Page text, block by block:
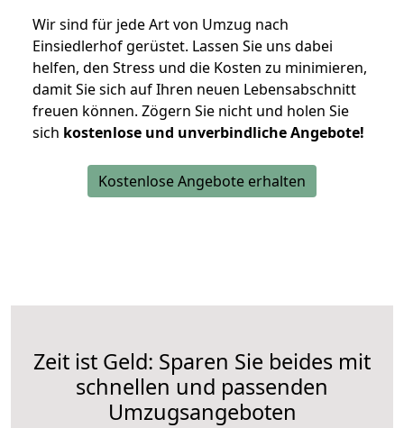
Wir sind für jede Art von Umzug nach
Einsiedlerhof gerüstet. Lassen Sie uns dabei
helfen, den Stress und die Kosten zu minimieren,
damit Sie sich auf Ihren neuen Lebensabschnitt
freuen können. Zögern Sie nicht und holen Sie
sich kostenlose und unverbindliche Angebote!
Kostenlose Angebote erhalten
Zeit ist Geld: Sparen Sie beides mit
schnellen und passenden
Umzugsangeboten